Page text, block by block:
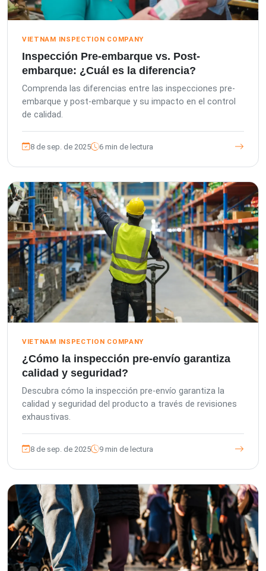
VIETNAM INSPECTION COMPANY
Inspección Pre-embarque vs. Post-
embarque: ¿Cuál es la diferencia?
Comprenda las diferencias entre las inspecciones pre-
embarque y post-embarque y su impacto en el control
de calidad.
8 de sep. de 2025 6 min de lectura
VIETNAM INSPECTION COMPANY
¿Cómo la inspección pre-envío garantiza
calidad y seguridad?
Descubra cómo la inspección pre-envío garantiza la
calidad y seguridad del producto a través de revisiones
exhaustivas.
8 de sep. de 2025 9 min de lectura